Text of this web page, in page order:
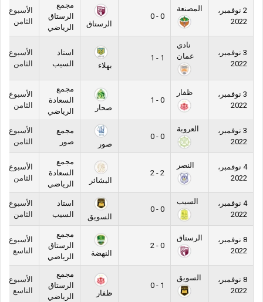
2 نوفمبر،
2022
المصنعة
0 - 0
الرستاق
مجمع
الرستاق
الرياضي
الأسبوع
الثامن
3 نوفمبر،
2022
نادي
عمان
1 - 1
بهلاء
استاد
السيب
الأسبوع
الثامن
3 نوفمبر،
2022
ظفار
0 - 1
صحار
مجمع
السعادة
الرياضي
الأسبوع
الثامن
3 نوفمبر،
2022
العروبة
0 - 0
صور
مجمع
صور
الأسبوع
الثامن
4 نوفمبر،
2022
النصر
2 - 2
البشائر
مجمع
السعادة
الرياضي
الأسبوع
الثامن
4 نوفمبر،
2022
السيب
0 - 0
السويق
استاد
السيب
الأسبوع
الثامن
8 نوفمبر،
2022
الرستاق
0 - 2
النهضة
مجمع
الرستاق
الرياضي
الأسبوع
التاسع
8 نوفمبر،
2022
السويق
1 - 0
ظفار
مجمع
الرستاق
الرياضي
الأسبوع
التاسع